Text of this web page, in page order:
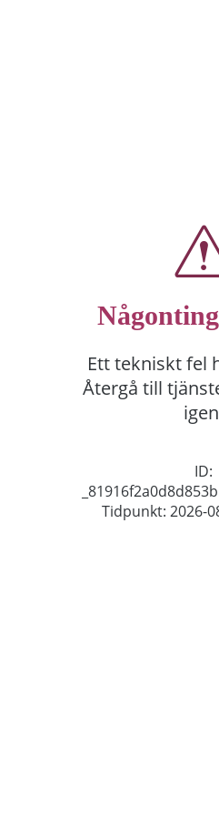
Ett tekniskt fel
Återgå till
ID:
Tidpunkt: 2026-